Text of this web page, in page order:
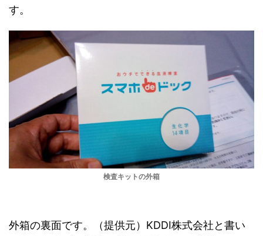
す。
検査キットの外箱
外箱の裏面です。（提供元）KDDI株式会社と書い